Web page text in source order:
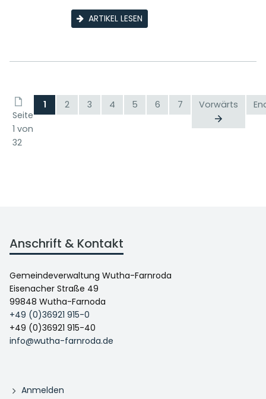
ARTIKEL LESEN
Seite
1 von
32
1 2 3 4 5 6 7 Vorwärts
Anschrift & Kontakt
Gemeindeverwaltung Wutha-Farnroda
Eisenacher Straße 49
99848 Wutha-Farnoda
+49 (0)36921 915-0
+49 (0)36921 915-40
info@wutha-farnroda.de
Anmelden